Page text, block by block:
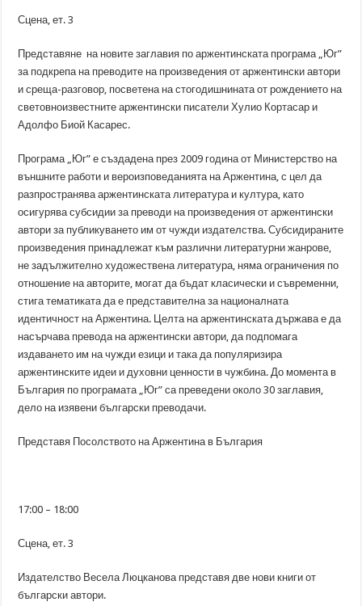
Сцена, ет. 3
Представяне на новите заглавия по аржентинската програма „Юг”
за подкрепа на преводите на произведения от аржентински автори
и среща-разговор, посветена на стогодишнината от рождението на
световноизвестните аржентински писатели Хулио Кортасар и
Адолфо Биой Касарес.
Програма „Юг” е създадена през 2009 година от Министерство на
външните работи и вероизповеданията на Аржентина, с цел да
разпространява аржентинската литература и култура, като
осигурява субсидии за преводи на произведения от аржентински
автори за публикуването им от чужди издателства. Субсидираните
произведения принадлежат към различни литературни жанрове,
не задължително художествена литература, няма ограничения по
отношение на авторите, могат да бъдат класически и съвременни,
стига тематиката да е представителна за националната
идентичност на Аржентина. Целта на аржентинската държава е да
насърчава превода на аржентински автори, да подпомага
издаването им на чужди езици и така да популяризира
аржентинските идеи и духовни ценности в чужбина. До момента в
България по програмата „Юг” са преведени около 30 заглавия,
дело на изявени български преводачи.
Представя Посолството на Аржентина в България
17:00 – 18:00
Сцена, ет. 3
Издателство Весела Люцканова представя две нови книги от
български автори.